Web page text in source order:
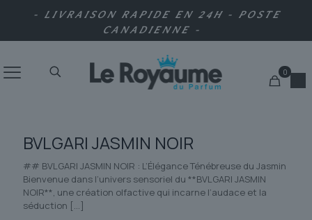
- LIVRAISON RAPIDE EN 24H - POSTE
CANADIENNE -
0
BVLGARI JASMIN NOIR
## BVLGARI JASMIN NOIR : L’Élégance Ténébreuse du Jasmin
Bienvenue dans l’univers sensoriel du **BVLGARI JASMIN
NOIR**, une création olfactive qui incarne l’audace et la
séduction […]